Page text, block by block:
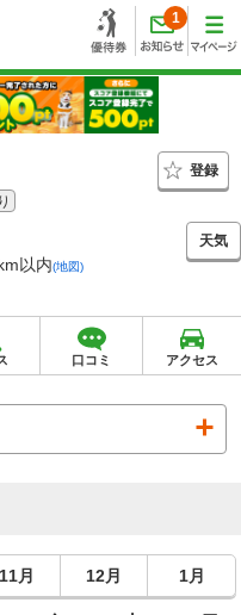
1
登録
以内(地図)
天気
口コミ アクセス
11月 12月 1月